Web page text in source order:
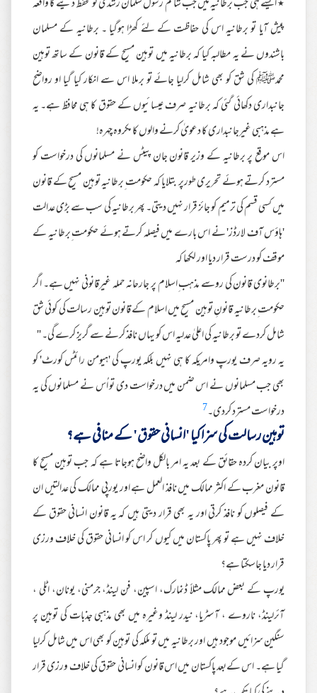
٭ ایسے ہی جب برطانیہ میں جب شاتم رسول سلمان رشدی کو تحفظ دینے کا واقعہ
پیش آیا تو برطانیہ اس کی حفاظت کے لئے کھڑا ہوگیا ۔ برطانیہ کے مسلمان
باشندوں نے یہ مطالبہ کیا کہ برطانیہ میں توہین مسیح کے قانون کے ساتھ توہین
محمدﷺ کی شق کو بھی شامل کرلیا جائے تو برملا اس سے انکار کیا گیا او رواضح
جانبداری دکھائی گئی کہ برطانیہ صرف عیسائیوں کے حقوق کا ہی محافظ ہے۔ یہ
ہے مذہبی غیرجانبداری کا دعویٰ کرنے والوں کا مکروہ چہرہ!
اس موقع پر برطانیہ کے وزیر قانون جان پیٹس نے مسلمانوں کی درخواست کو
مسترد کرتے ہوئے تحریری طورپر بتلایا کہ حکومت ِبرطانیہ توہین مسیح کے قانون
میں کسی قسم کی ترمیم کو جائز قرار نہیں دیتی۔ پھر برطانیہ کی سب سے بڑی عدالت
'ہاؤس آف لارڈز' نے اس بارے میں فیصلہ کرتے ہوئے حکومت ِبرطانیہ کے
موقف کو درست قرار دیا اور لکھا کہ
''برطانوی قانون کی روسے مذہب ِاسلام پر جارحانہ حملہ غیرقانونی نہیں ہے۔ اگر
حکومت ِبرطانیہ قانونِ توہین مسیح میں اسلام کے قانون توہین رسالت کی کوئی شق
شامل کردے تو برطانیہ کی اعلیٰ عدلیہ اس کو یہاں نافذ کرنے سے گریز کرے گی۔ ''
یہ رویہ صرف یورپ وامریکہ کا ہی نہیں بلکہ یورپ کی 'ہیومن رائٹس کورٹ' کو
بھی جب مسلمانوں نے اس ضمن میں درخواست دی تو اُس نے مسلمانوں کی یہ
درخواست مسترد کردی۔7
توہین رسالت کی سزا کیا 'انسانی حقوق' کے منافی ہے؟
اوپر بیان کردہ حقائق کے بعد یہ امر بالکل واضح ہوجاتا ہے کہ جب توہین مسیح کا
قانون مغرب کے اکثر ممالک میں نافذ العمل ہے اور یورپی ممالک کی عدالتیں ان
کے فیصلوں کو نافذ کرتی اور یہ بھی قرار دیتی ہیں کہ یہ قانون انسانی حقوق کے
خلاف نہیں ہے تو پھر پاکستان میں کیوں کر اس کو انسانی حقوق کی خلاف ورزی
قرار دیا جاسکتا ہے؟
یورپ کے بعض ممالک مثلاً ڈنمارک، اسپین، فن لینڈ، جرمنی، یونان، اٹلی ،
آئرلینڈ، ناروے ، آسٹریا، نیدر لینڈ وغیرہ میں بھی مذہبی جذبات کی توہین پر
سنگین سزائیں موجود ہیں اور برطانیہ میں تو ملکہ کی توہین کو بھی اس میں شامل کرلیا
گیا ہے۔ اس کےبعد پاکستان میں اس قانون کو انسانی حقوق کی خلاف ورزی قرار